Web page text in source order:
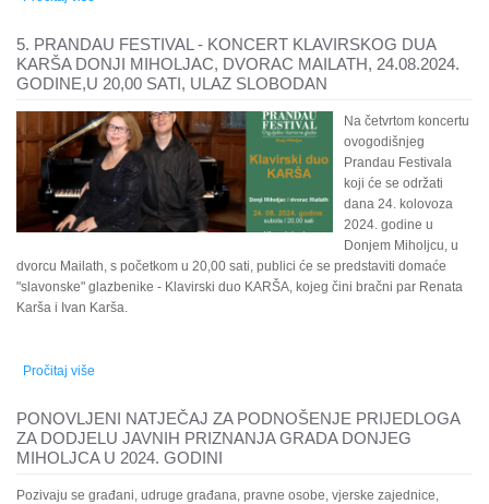
5. PRANDAU FESTIVAL - KONCERT KLAVIRSKOG DUA
KARŠA DONJI MIHOLJAC, DVORAC MAILATH, 24.08.2024.
GODINE,U 20,00 SATI, ULAZ SLOBODAN
Na četvrtom koncertu
ovogodišnjeg
Prandau Festivala
koji će se održati
dana 24. kolovoza
2024. godine u
Donjem Miholjcu, u
dvorcu Mailath, s početkom u 20,00 sati, publici će se predstaviti domaće
"slavonske" glazbenike - Klavirski duo KARŠA, kojeg čini bračni par Renata
Karša i Ivan Karša.
Pročitaj više
20,00 SATI, ULAZ SLOBODAN
PONOVLJENI NATJEČAJ ZA PODNOŠENJE PRIJEDLOGA
ZA DODJELU JAVNIH PRIZNANJA GRADA DONJEG
MIHOLJCA U 2024. GODINI
Pozivaju se građani, udruge građana, pravne osobe, vjerske zajednice,